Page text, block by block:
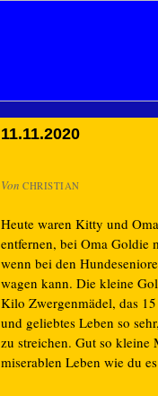
11.11.2020
Von CHRISTIAN
Heute waren Kitty und
entfernen, bei Oma Goldie
wenn bei den
wagen kann. Die kleine
Kilo Zwergenmädel, das
und geliebtes Leben so
zu streichen. Gut so kleine
miserablen Leben wie du